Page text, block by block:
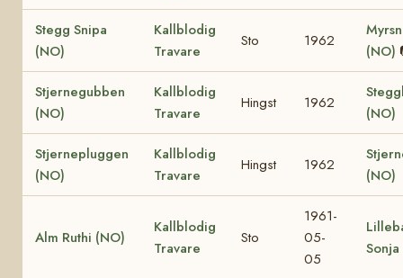
Stegg Snipa
(NO)
Kallblodig
Travare
Sto 1962
(NO)
Stjernegubben
(NO)
Kallblodig
Travare
Hingst 1962
(NO)
Stjernepluggen
(NO)
Kallblodig
Travare
Hingst 1962
(NO)
Alm Ruthi (NO)
Kallblodig
Travare
Sto
1961-
05-
05